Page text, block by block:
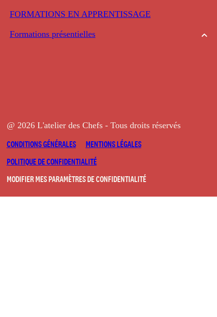
FORMATIONS EN APPRENTISSAGE
Formations présentielles
@ 2026 L'atelier des Chefs - Tous droits réservés
CONDITIONS GÉNÉRALES
MENTIONS LÉGALES
POLITIQUE DE CONFIDENTIALITÉ
MODIFIER MES PARAMÈTRES DE CONFIDENTIALITÉ